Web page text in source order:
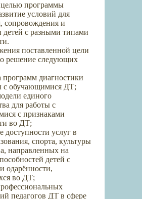
программы
условий для
сопровождения и
детей с разными типами
поставленной цели
решение следующих
программ диагностики
с обучающимися ДТ;
единого
для работы с
с признаками
во ДТ;
доступности услуг в
спорта, культуры
направленных на
детей с
одарённости,
во ДТ;
педагогов ДТ в сфере